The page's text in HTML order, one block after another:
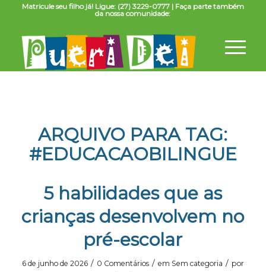
Matricule seu filho já! Ligue: (27) 3229-0777 | Faça parte também
da nossa comunidade:
ARQUIVO PARA TAG:
#EDUCACAOBILINGUE
5 habilidades que as
crianças desenvolvem no
pré-escolar
6 de junho de 2026 / 0 Comentários / em Sem categoria / por